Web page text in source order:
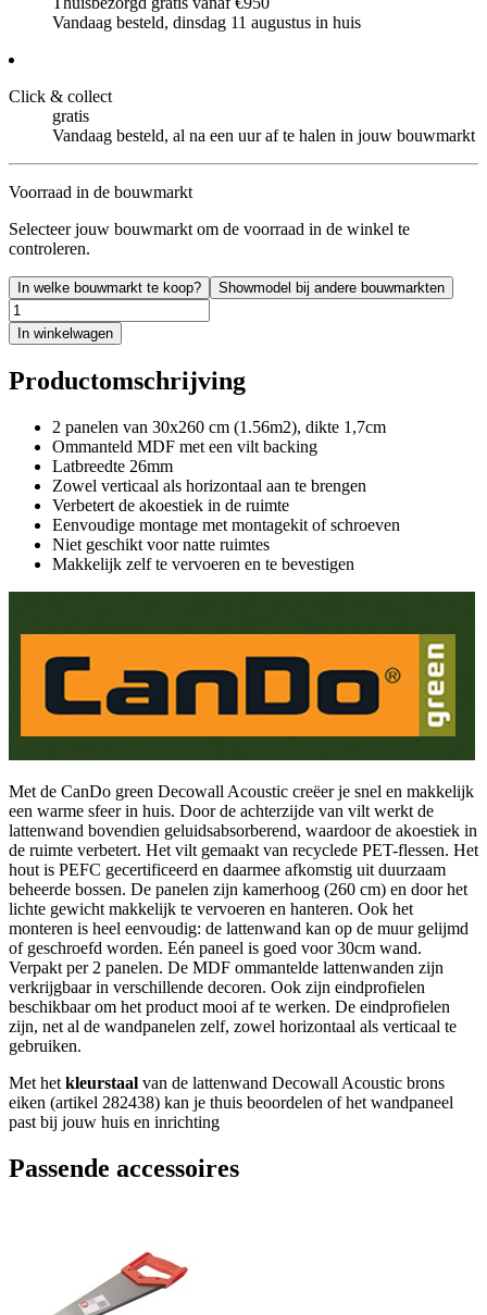
Vandaag besteld, dinsdag 11 augustus in huis
Click & collect
gratis
Vandaag besteld, al na een uur af te halen in jouw bouwmarkt
Voorraad in de bouwmarkt
Selecteer jouw bouwmarkt om de voorraad in de winkel te
controleren.
In welke bouwmarkt te koop? Showmodel bij andere bouwmarkten
In winkelwagen
Productomschrijving
2 panelen van 30x260 cm (1.56m2), dikte 1,7cm
Ommanteld MDF met een vilt backing
Latbreedte 26mm
Zowel verticaal als horizontaal aan te brengen
Verbetert de akoestiek in de ruimte
Eenvoudige montage met montagekit of schroeven
Niet geschikt voor natte ruimtes
Makkelijk zelf te vervoeren en te bevestigen
Met de CanDo green Decowall Acoustic creëer je snel en makkelijk
een warme sfeer in huis. Door de achterzijde van vilt werkt de
lattenwand bovendien geluidsabsorberend, waardoor de akoestiek in
de ruimte verbetert. Het vilt gemaakt van recyclede PET-flessen. Het
hout is PEFC gecertificeerd en daarmee afkomstig uit duurzaam
beheerde bossen. De panelen zijn kamerhoog (260 cm) en door het
lichte gewicht makkelijk te vervoeren en hanteren. Ook het
monteren is heel eenvoudig: de lattenwand kan op de muur gelijmd
of geschroefd worden. Eén paneel is goed voor 30cm wand.
Verpakt per 2 panelen. De MDF ommantelde lattenwanden zijn
verkrijgbaar in verschillende decoren. Ook zijn eindprofielen
beschikbaar om het product mooi af te werken. De eindprofielen
zijn, net al de wandpanelen zelf, zowel horizontaal als verticaal te
gebruiken.
Met het kleurstaal van de lattenwand Decowall Acoustic brons
eiken (artikel 282438) kan je thuis beoordelen of het wandpaneel
past bij jouw huis en inrichting
Passende accessoires